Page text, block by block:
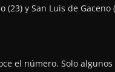
(23) y San Luis de Gaceno
el número. Solo